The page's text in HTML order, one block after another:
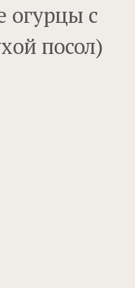
огурцы с
посол)